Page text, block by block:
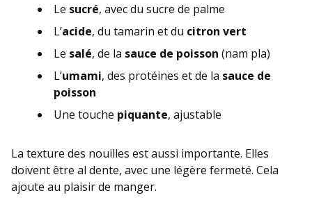
Le sucré, avec du sucre de palme
L’acide, du tamarin et du citron vert
Le salé, de la sauce de poisson (nam pla)
L’umami, des protéines et de la sauce de
poisson
Une touche piquante, ajustable
La texture des nouilles est aussi importante. Elles
doivent être al dente, avec une légère fermeté. Cela
ajoute au plaisir de manger.